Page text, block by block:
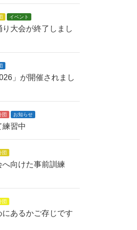
イベント
大会が終了しまし
」が開催されまし
団 お知らせ
習中
団
へ向けた事前訓練
団
あるかご存じです